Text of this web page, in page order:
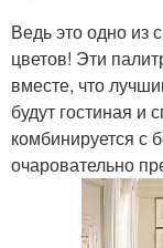
Ведь это одно из
цветов! Эти
вместе, что
будут гостиная и
комбинируется с
очаровательно